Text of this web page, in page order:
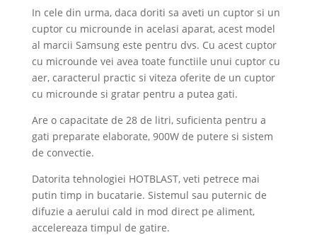
In cele din urma, daca doriti sa aveti un cuptor si un
cuptor cu microunde in acelasi aparat, acest model
al marcii Samsung este pentru dvs. Cu acest cuptor
cu microunde vei avea toate functiile unui cuptor cu
aer, caracterul practic si viteza oferite de un cuptor
cu microunde si gratar pentru a putea gati.
Are o capacitate de 28 de litri, suficienta pentru a
gati preparate elaborate, 900W de putere si sistem
de convectie.
Datorita tehnologiei HOTBLAST, veti petrece mai
putin timp in bucatarie. Sistemul sau puternic de
difuzie a aerului cald in mod direct pe aliment,
accelereaza timpul de gatire.